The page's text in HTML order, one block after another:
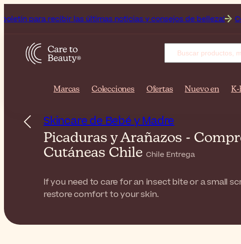
recibir las últimas noticias y consejos de belleza! Consigue
Marcas Colecciones Ofertas Nuevo en K-
Skincare de Bebé y Madre
Picaduras y Arañazos -
Cutáneas Chile Chile Entrega
If you need to care for an insect bite or a small
restore comfort to your skin.